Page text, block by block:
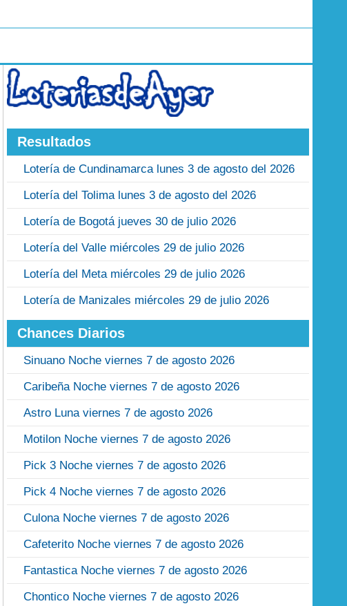
Resultados
Lotería de Cundinamarca lunes 3 de agosto del 2026
Lotería del Tolima lunes 3 de agosto del 2026
Lotería de Bogotá jueves 30 de julio 2026
Lotería del Valle miércoles 29 de julio 2026
Lotería del Meta miércoles 29 de julio 2026
Lotería de Manizales miércoles 29 de julio 2026
Chances Diarios
Sinuano Noche viernes 7 de agosto 2026
Caribeña Noche viernes 7 de agosto 2026
Astro Luna viernes 7 de agosto 2026
Motilon Noche viernes 7 de agosto 2026
Pick 3 Noche viernes 7 de agosto 2026
Pick 4 Noche viernes 7 de agosto 2026
Culona Noche viernes 7 de agosto 2026
Cafeterito Noche viernes 7 de agosto 2026
Fantastica Noche viernes 7 de agosto 2026
Chontico Noche viernes 7 de agosto 2026